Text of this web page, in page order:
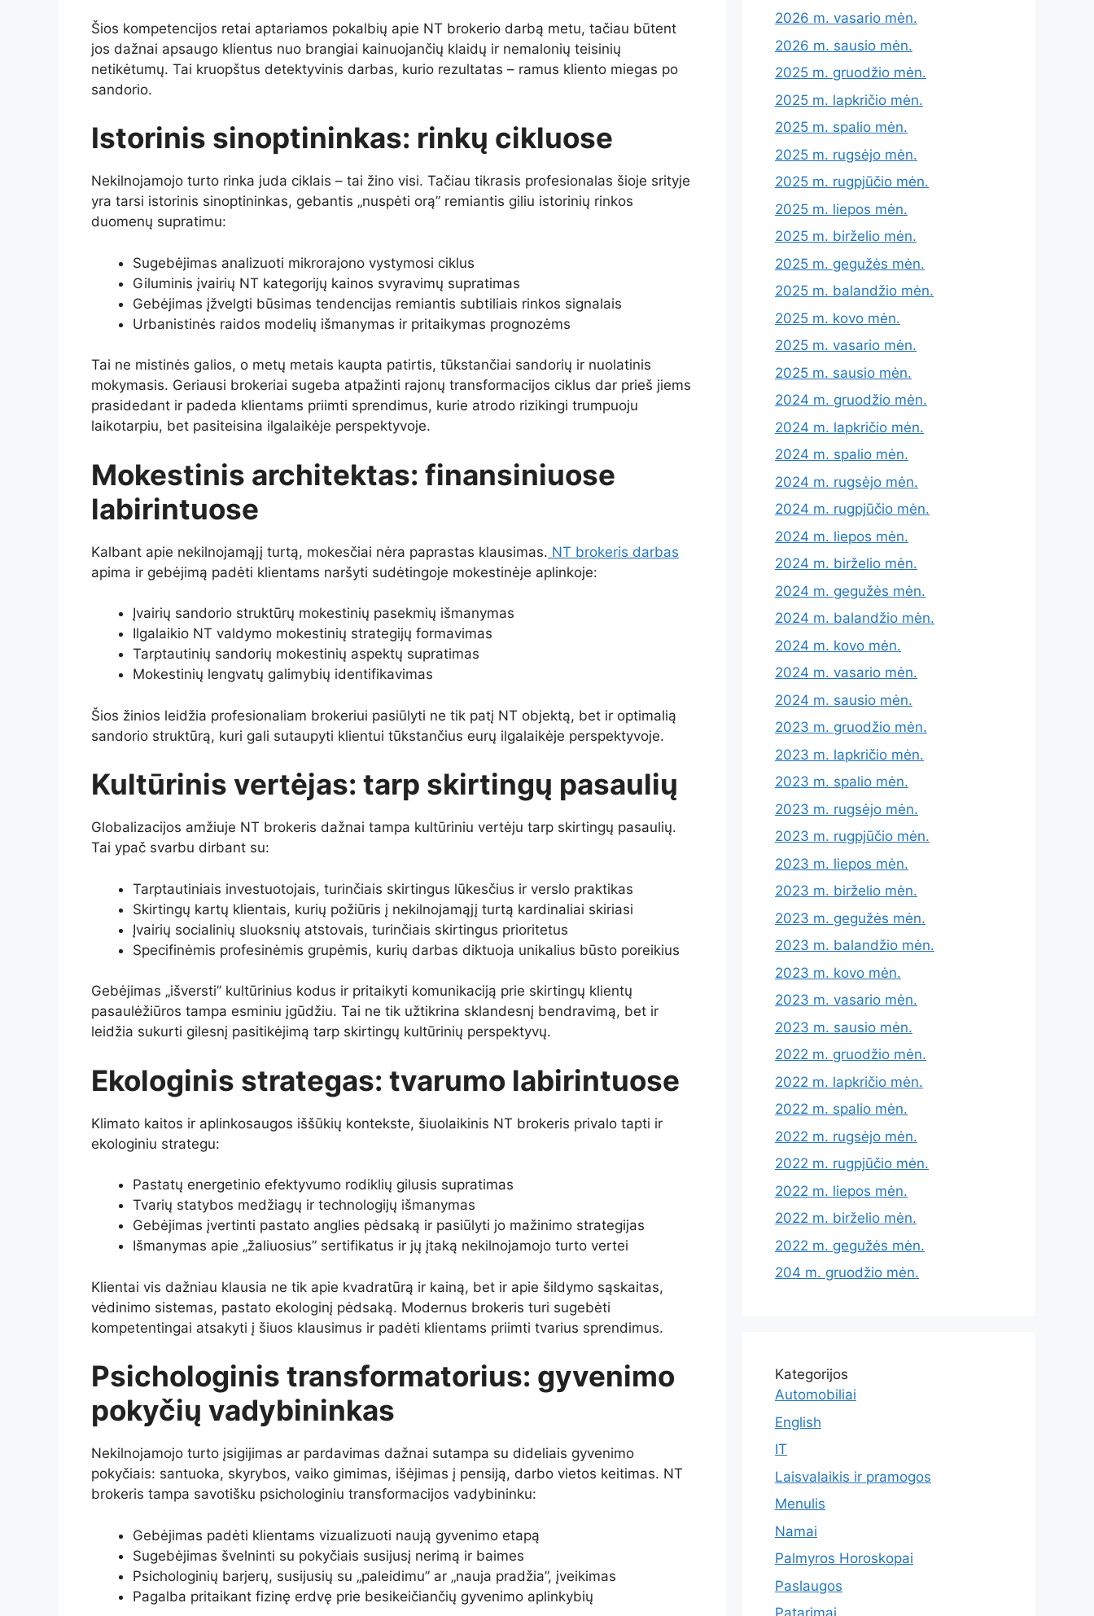
Šios kompetencijos retai aptariamos pokalbių apie NT brokerio darbą metu, tačiau būtent
jos dažnai apsaugo klientus nuo brangiai kainuojančių klaidų ir nemalonių teisinių
netikėtumų. Tai kruopštus detektyvinis darbas, kurio rezultatas – ramus kliento miegas po
sandorio.
Istorinis sinoptininkas: rinkų cikluose
Nekilnojamojo turto rinka juda ciklais – tai žino visi. Tačiau tikrasis profesionalas šioje srityje
yra tarsi istorinis sinoptininkas, gebantis „nuspėti orą” remiantis giliu istorinių rinkos
duomenų supratimu:
Sugebėjimas analizuoti mikrorajono vystymosi ciklus
Giluminis įvairių NT kategorijų kainos svyravimų supratimas
Gebėjimas įžvelgti būsimas tendencijas remiantis subtiliais rinkos signalais
Urbanistinės raidos modelių išmanymas ir pritaikymas prognozėms
Tai ne mistinės galios, o metų metais kaupta patirtis, tūkstančiai sandorių ir nuolatinis
mokymasis. Geriausi brokeriai sugeba atpažinti rajonų transformacijos ciklus dar prieš jiems
prasidedant ir padeda klientams priimti sprendimus, kurie atrodo rizikingi trumpuoju
laikotarpiu, bet pasiteisina ilgalaikėje perspektyvoje.
Mokestinis architektas: finansiniuose
labirintuose
Kalbant apie nekilnojamąjį turtą, mokesčiai nėra paprastas klausimas. NT brokeris darbas
apima ir gebėjimą padėti klientams naršyti sudėtingoje mokestinėje aplinkoje:
Įvairių sandorio struktūrų mokestinių pasekmių išmanymas
Ilgalaikio NT valdymo mokestinių strategijų formavimas
Tarptautinių sandorių mokestinių aspektų supratimas
Mokestinių lengvatų galimybių identifikavimas
Šios žinios leidžia profesionaliam brokeriui pasiūlyti ne tik patį NT objektą, bet ir optimalią
sandorio struktūrą, kuri gali sutaupyti klientui tūkstančius eurų ilgalaikėje perspektyvoje.
Kultūrinis vertėjas: tarp skirtingų pasaulių
Globalizacijos amžiuje NT brokeris dažnai tampa kultūriniu vertėju tarp skirtingų pasaulių.
Tai ypač svarbu dirbant su:
Tarptautiniais investuotojais, turinčiais skirtingus lūkesčius ir verslo praktikas
Skirtingų kartų klientais, kurių požiūris į nekilnojamąjį turtą kardinaliai skiriasi
Įvairių socialinių sluoksnių atstovais, turinčiais skirtingus prioritetus
Specifinėmis profesinėmis grupėmis, kurių darbas diktuoja unikalius būsto poreikius
Gebėjimas „išversti” kultūrinius kodus ir pritaikyti komunikaciją prie skirtingų klientų
pasaulėžiūros tampa esminiu įgūdžiu. Tai ne tik užtikrina sklandesnį bendravimą, bet ir
leidžia sukurti gilesnį pasitikėjimą tarp skirtingų kultūrinių perspektyvų.
Ekologinis strategas: tvarumo labirintuose
Klimato kaitos ir aplinkosaugos iššūkių kontekste, šiuolaikinis NT brokeris privalo tapti ir
ekologiniu strategu:
Pastatų energetinio efektyvumo rodiklių gilusis supratimas
Tvarių statybos medžiagų ir technologijų išmanymas
Gebėjimas įvertinti pastato anglies pėdsaką ir pasiūlyti jo mažinimo strategijas
Išmanymas apie „žaliuosius” sertifikatus ir jų įtaką nekilnojamojo turto vertei
Klientai vis dažniau klausia ne tik apie kvadratūrą ir kainą, bet ir apie šildymo sąskaitas,
vėdinimo sistemas, pastato ekologinį pėdsaką. Modernus brokeris turi sugebėti
kompetentingai atsakyti į šiuos klausimus ir padėti klientams priimti tvarius sprendimus.
Psichologinis transformatorius: gyvenimo
pokyčių vadybininkas
Nekilnojamojo turto įsigijimas ar pardavimas dažnai sutampa su dideliais gyvenimo
pokyčiais: santuoka, skyrybos, vaiko gimimas, išėjimas į pensiją, darbo vietos keitimas. NT
brokeris tampa savotišku psichologiniu transformacijos vadybininku:
Gebėjimas padėti klientams vizualizuoti naują gyvenimo etapą
Sugebėjimas švelninti su pokyčiais susijusį nerimą ir baimes
Psichologinių barjerų, susijusių su „paleidimu” ar „nauja pradžia”, įveikimas
Pagalba pritaikant fizinę erdvę prie besikeičiančių gyvenimo aplinkybių
2026 m. vasario mėn.
2026 m. sausio mėn.
2025 m. gruodžio mėn.
2025 m. lapkričio mėn.
2025 m. spalio mėn.
2025 m. rugsėjo mėn.
2025 m. rugpjūčio mėn.
2025 m. liepos mėn.
2025 m. birželio mėn.
2025 m. gegužės mėn.
2025 m. balandžio mėn.
2025 m. kovo mėn.
2025 m. vasario mėn.
2025 m. sausio mėn.
2024 m. gruodžio mėn.
2024 m. lapkričio mėn.
2024 m. spalio mėn.
2024 m. rugsėjo mėn.
2024 m. rugpjūčio mėn.
2024 m. liepos mėn.
2024 m. birželio mėn.
2024 m. gegužės mėn.
2024 m. balandžio mėn.
2024 m. kovo mėn.
2024 m. vasario mėn.
2024 m. sausio mėn.
2023 m. gruodžio mėn.
2023 m. lapkričio mėn.
2023 m. spalio mėn.
2023 m. rugsėjo mėn.
2023 m. rugpjūčio mėn.
2023 m. liepos mėn.
2023 m. birželio mėn.
2023 m. gegužės mėn.
2023 m. balandžio mėn.
2023 m. kovo mėn.
2023 m. vasario mėn.
2023 m. sausio mėn.
2022 m. gruodžio mėn.
2022 m. lapkričio mėn.
2022 m. spalio mėn.
2022 m. rugsėjo mėn.
2022 m. rugpjūčio mėn.
2022 m. liepos mėn.
2022 m. birželio mėn.
2022 m. gegužės mėn.
204 m. gruodžio mėn.
Kategorijos
Automobiliai
English
IT
Laisvalaikis ir pramogos
Menulis
Namai
Palmyros Horoskopai
Paslaugos